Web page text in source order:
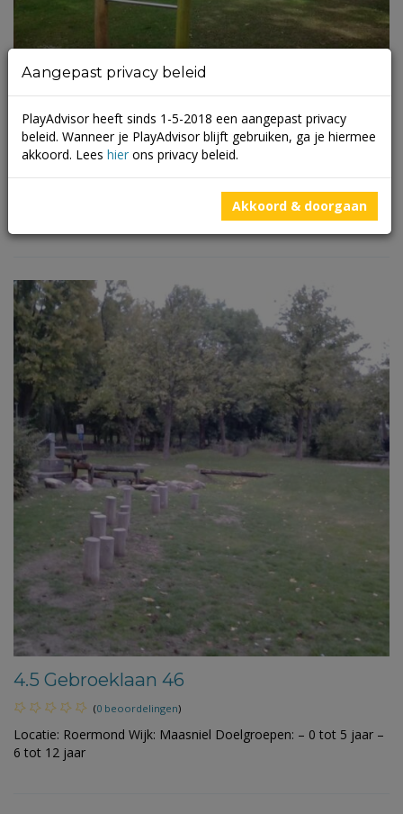
1.14 Gebroek 60
Locatie: Roermond Wijk: Roermondse veld Doelgroepen: – 0 tot
4.5 Gebroeklaan 46
(0 beoordelingen)
Locatie: Roermond Wijk: Maasniel Doelgroepen: – 0 tot 5 jaar –
6 tot 12 jaar
Aangepast privacy beleid
PlayAdvisor heeft sinds 1-5-2018 een aangepast privacy
beleid. Wanneer je PlayAdvisor blijft gebruiken, ga je hiermee
akkoord. Lees hier ons privacy beleid.
Akkoord & doorgaan